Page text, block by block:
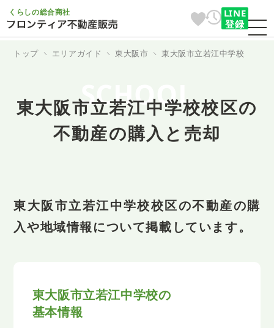
くらしの総合商社
LINE
登録
トップ エリアガイド 東大阪市 東大阪市立若江中学校
SCHOOL
東大阪市立若江中学校校区の
不動産の購入と売却
東大阪市立若江中学校校区の不動産の購
入や地域情報について掲載しています。
東大阪市立若江中学校の
基本情報